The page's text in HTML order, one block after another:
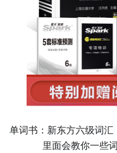
单词书：新东方六级词汇
里面会教你一些